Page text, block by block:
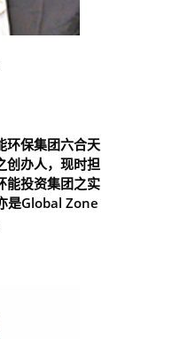
环保集团六合天
创办人，现时担
能投资集团之实
是Global Zone